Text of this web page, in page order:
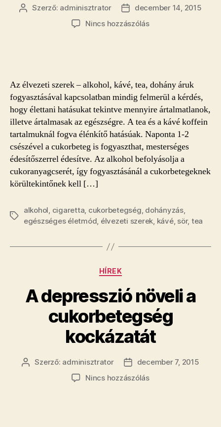
Bejegyzés
Szerző: adminisztrator
Bejegyzés
dátuma
december 14, 2015
Nincs hozzászólása(z)
bejegyzéshez
Az élvezeti szerek – alkohol, kávé, tea, dohány áruk
fogyasztásával kapcsolatban mindig felmerül a kérdés,
hogy élettani hatásukat tekintve mennyire ártalmatlanok,
illetve ártalmasak az egészségre. A tea és a kávé koffein
tartalmuknál fogva élénkítő hatásúak. Naponta 1-2
csészével a cukorbeteg is fogyaszthat, mesterséges
édesítőszerrel édesítve. Az alkohol befolyásolja a
cukoranyagcserét, így fogyasztásánál a cukorbetegeknek
körültekintőnek kell […]
Címkék
alkohol, cigaretta, cukorbetegség, dohányzás,
egészséges életmód, élvezeti szerek, kávé, sör, tea
Kategóriák
HÍREK
A depresszió növeli a
cukorbetegség
kockázatát
Bejegyzés
Szerző: adminisztrator
Bejegyzés
dátuma
december 7, 2015
Nincs hozzászólása(z)